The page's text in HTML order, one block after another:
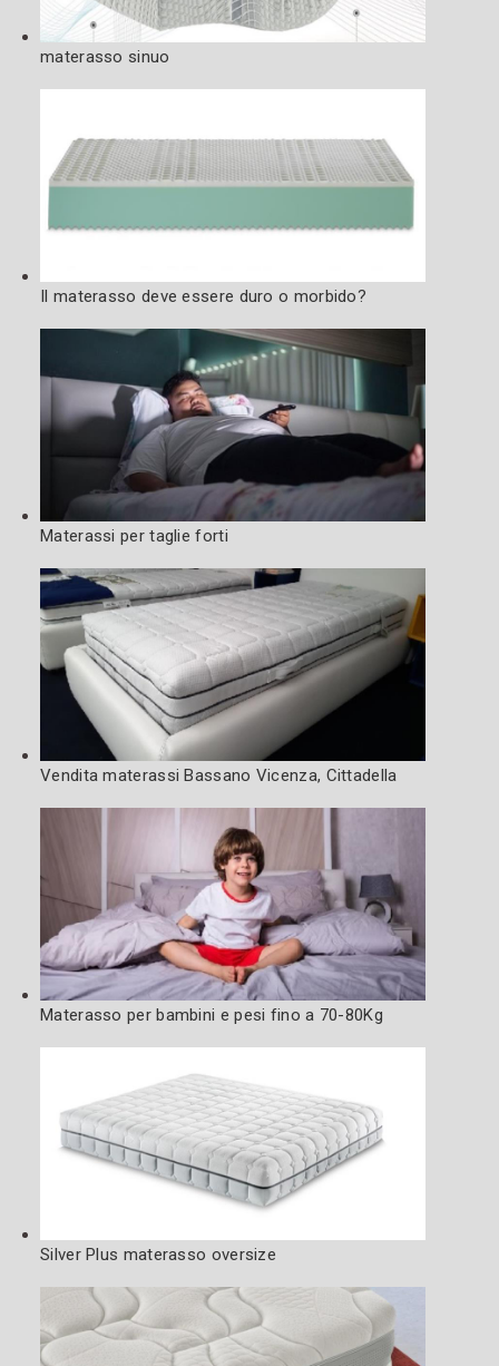
materasso sinuo
Il materasso deve essere duro o morbido?
Materassi per taglie forti
Vendita materassi Bassano Vicenza, Cittadella
Materasso per bambini e pesi fino a 70-80Kg
Silver Plus materasso oversize